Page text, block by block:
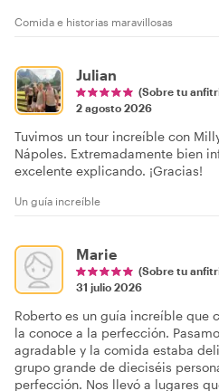
Comida e historias maravillosas
Julian
(Sobre tu
2 agosto 2026
Tuvimos un tour increíble con
Nápoles. Extremadamente bien
excelente explicando. ¡Gracias!
Un guía increíble
Marie
(Sobre tu
31 julio 2026
Roberto es un guía increíble que
la conoce a la perfección.
agradable y la comida estaba
grupo grande de dieciséis
perfección. Nos llevó a lugares